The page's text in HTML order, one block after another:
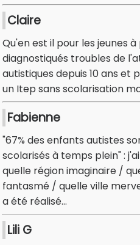
Claire
Qu'en est il pour les jeunes
diagnostiqués troubles de
autistiques depuis 10 ans et
un Itep sans scolarisation
Fabienne
"67% des enfants autistes
scolarisés à temps plein" :
quelle région imaginaire /
fantasmé / quelle ville
a été réalisé...
Lili G